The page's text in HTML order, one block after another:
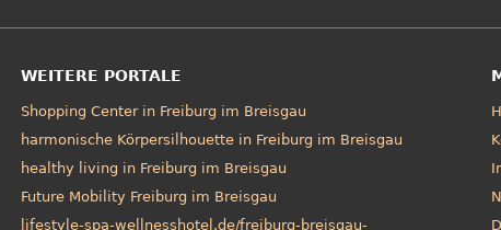
WEITERE PORTALE
Shopping Center in Freiburg im Breisgau
harmonische Körpersilhouette in Freiburg im Breisgau
healthy living in Freiburg im Breisgau
Future Mobility Freiburg im Breisgau
lifestyle-spa-wellnesshotel.de/freiburg-breisgau-